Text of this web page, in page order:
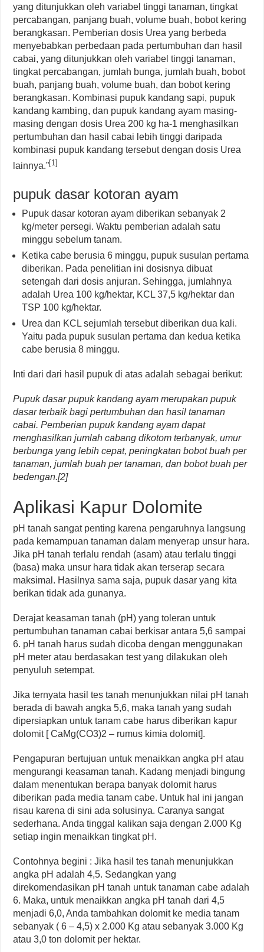
yang ditunjukkan oleh variabel tinggi tanaman, tingkat
percabangan, panjang buah, volume buah, bobot kering
berangkasan. Pemberian dosis Urea yang berbeda
menyebabkan perbedaan pada pertumbuhan dan hasil
cabai, yang ditunjukkan oleh variabel tinggi tanaman,
tingkat percabangan, jumlah bunga, jumlah buah, bobot
buah, panjang buah, volume buah, dan bobot kering
berangkasan. Kombinasi pupuk kandang sapi, pupuk
kandang kambing, dan pupuk kandang ayam masing-
masing dengan dosis Urea 200 kg ha-1 menghasilkan
pertumbuhan dan hasil cabai lebih tinggi daripada
kombinasi pupuk kandang tersebut dengan dosis Urea
lainnya.”[1]
pupuk dasar kotoran ayam
Pupuk dasar kotoran ayam diberikan sebanyak 2
kg/meter persegi. Waktu pemberian adalah satu
minggu sebelum tanam.
Ketika cabe berusia 6 minggu, pupuk susulan pertama
diberikan. Pada penelitian ini dosisnya dibuat
setengah dari dosis anjuran. Sehingga, jumlahnya
adalah Urea 100 kg/hektar, KCL 37,5 kg/hektar dan
TSP 100 kg/hektar.
Urea dan KCL sejumlah tersebut diberikan dua kali.
Yaitu pada pupuk susulan pertama dan kedua ketika
cabe berusia 8 minggu.
Inti dari dari hasil pupuk di atas adalah sebagai berikut:
Pupuk dasar pupuk kandang ayam merupakan pupuk
dasar terbaik bagi pertumbuhan dan hasil tanaman
cabai. Pemberian pupuk kandang ayam dapat
menghasilkan jumlah cabang dikotom terbanyak, umur
berbunga yang lebih cepat, peningkatan bobot buah per
tanaman, jumlah buah per tanaman, dan bobot buah per
bedengan.[2]
Aplikasi Kapur Dolomite
pH tanah sangat penting karena pengaruhnya langsung
pada kemampuan tanaman dalam menyerap unsur hara.
Jika pH tanah terlalu rendah (asam) atau terlalu tinggi
(basa) maka unsur hara tidak akan terserap secara
maksimal. Hasilnya sama saja, pupuk dasar yang kita
berikan tidak ada gunanya.
Derajat keasaman tanah (pH) yang toleran untuk
pertumbuhan tanaman cabai berkisar antara 5,6 sampai
6. pH tanah harus sudah dicoba dengan menggunakan
pH meter atau berdasakan test yang dilakukan oleh
penyuluh setempat.
Jika ternyata hasil tes tanah menunjukkan nilai pH tanah
berada di bawah angka 5,6, maka tanah yang sudah
dipersiapkan untuk tanam cabe harus diberikan kapur
dolomit [ CaMg(CO3)2 – rumus kimia dolomit].
Pengapuran bertujuan untuk menaikkan angka pH atau
mengurangi keasaman tanah. Kadang menjadi bingung
dalam menentukan berapa banyak dolomit harus
diberikan pada media tanam cabe. Untuk hal ini jangan
risau karena di sini ada solusinya. Caranya sangat
sederhana. Anda tinggal kalikan saja dengan 2.000 Kg
setiap ingin menaikkan tingkat pH.
Contohnya begini : Jika hasil tes tanah menunjukkan
angka pH adalah 4,5. Sedangkan yang
direkomendasikan pH tanah untuk tanaman cabe adalah
6. Maka, untuk menaikkan angka pH tanah dari 4,5
menjadi 6,0, Anda tambahkan dolomit ke media tanam
sebanyak ( 6 – 4,5) x 2.000 Kg atau sebanyak 3.000 Kg
atau 3,0 ton dolomit per hektar.